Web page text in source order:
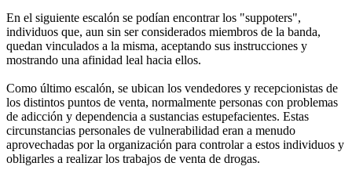
En el siguiente escalón se podían encontrar los "suppoters",
individuos que, aun sin ser considerados miembros de la banda,
quedan vinculados a la misma, aceptando sus instrucciones y
mostrando una afinidad leal hacia ellos.
Como último escalón, se ubican los vendedores y recepcionistas de
los distintos puntos de venta, normalmente personas con problemas
de adicción y dependencia a sustancias estupefacientes. Estas
circunstancias personales de vulnerabilidad eran a menudo
aprovechadas por la organización para controlar a estos individuos y
obligarles a realizar los trabajos de venta de drogas.